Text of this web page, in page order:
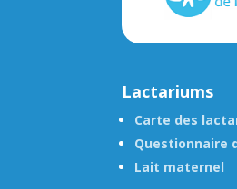
Lactariums
Carte des
Questionnaire
Lait maternel